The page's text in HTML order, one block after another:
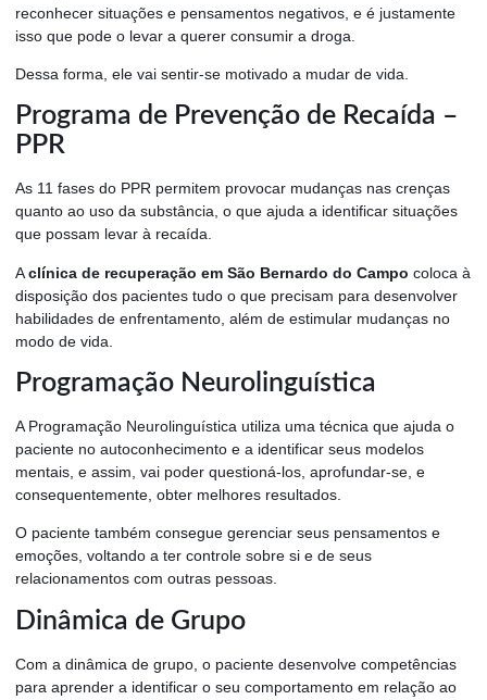
reconhecer situações e pensamentos negativos, e é justamente
isso que pode o levar a querer consumir a droga.
Dessa forma, ele vai sentir-se motivado a mudar de vida.
Programa de Prevenção de Recaída –
PPR
As 11 fases do PPR permitem provocar mudanças nas crenças
quanto ao uso da substância, o que ajuda a identificar situações
que possam levar à recaída.
Aclínica de recuperação em São Bernardo do Campo coloca à
disposição dos pacientes tudo o que precisam para desenvolver
habilidades de enfrentamento, além de estimular mudanças no
modo de vida.
Programação Neurolinguística
A Programação Neurolinguística utiliza uma técnica que ajuda o
paciente no autoconhecimento e a identificar seus modelos
mentais, e assim, vai poder questioná-los, aprofundar-se, e
consequentemente, obter melhores resultados.
O paciente também consegue gerenciar seus pensamentos e
emoções, voltando a ter controle sobre si e de seus
relacionamentos com outras pessoas.
Dinâmica de Grupo
Com a dinâmica de grupo, o paciente desenvolve competências
para aprender a identificar o seu comportamento em relação ao